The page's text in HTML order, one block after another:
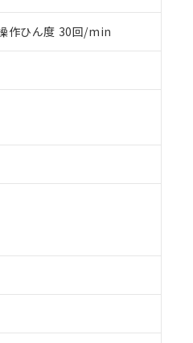
作ひん度 30回/min
在庫状況および標準価格(税抜)
の対象外となる商品もあること
る更新日時点での社内データに
先、またはお客様担当のオムロ
なく第三者に漏洩または開示し
利用いただくには、I-Webメン
引・商談に必要な範囲で利用す
に関して"
100ppm以下、
以下、ポリ臭化ジフェニルエーテル
、フタル酸ブチルベンジル（BBP）
以下
は除く。
がないことを確認しています。
ることがあります。
す。
超えていることを示します。
ださい。
、
漏えいし、環境に深刻な影響を
ださい。
国政府の輸出許可(または役務取
るなど、違法に輸出されないよ
、生物兵器またはその他武器並
上記1、2および3の内容を当該第
キャンセル
様のお取引先、またはお客様担
ていない機種